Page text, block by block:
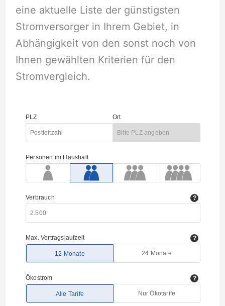
eine aktuelle Liste der günstigsten
Stromversorger in Ihrem Gebiet, in
Abhängigkeit von den sonst noch von
Ihnen gewählten Kriterien für den
Stromvergleich.